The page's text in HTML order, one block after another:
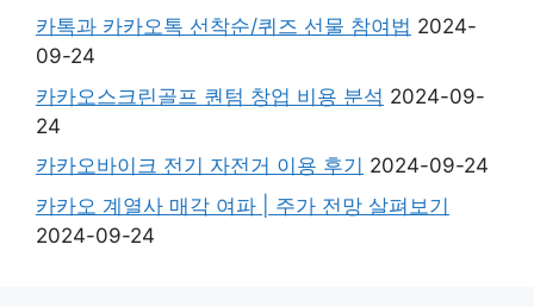
카톡과 카카오톡 선착순/퀴즈 선물 참여법 2024-
09-24
카카오스크린골프 퀀텀 창업 비용 분석 2024-09-
24
카카오바이크 전기 자전거 이용 후기 2024-09-24
카카오 계열사 매각 여파 | 주가 전망 살펴보기
2024-09-24